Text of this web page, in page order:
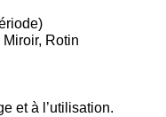
Rotin
et à l’utilisation.